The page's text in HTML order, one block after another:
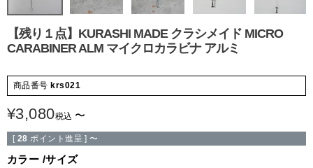
【残り１点】KURASHI MADE クラシメイド MICRO
CARABINER ALM マイクロカラビナ アルミ
商品番号 krs021
¥3,080税込 〜
[ 28 ポイント進呈 ] 〜
カラー サイズ